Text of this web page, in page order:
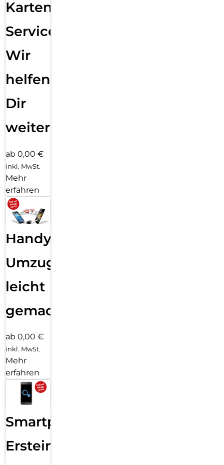
Karten
Service:
Wir
helfen
Dir
weiter
ab 0,00 €
inkl. MwSt.
Mehr
erfahren
Handy
Umzug
leicht
gemacht!
ab 0,00 €
inkl. MwSt.
Mehr
erfahren
Smartphone
Ersteinrichtung